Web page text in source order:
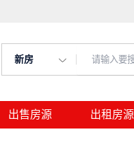
新房
出售房源 出租房源